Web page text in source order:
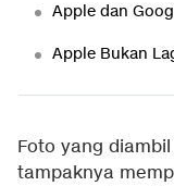
Apple dan
Apple Bukan
Foto yang
tampaknya